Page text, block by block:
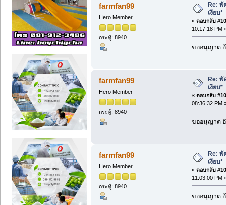
farmfan99
Hero Member
กระทู้: 8940
Re: พั
เงียบ*
« ตอบกลับ
10:17:18 PM
ขออนุญาต
farmfan99
Hero Member
กระทู้: 8940
Re: พั
เงียบ*
« ตอบกลับ
08:36:32 PM
ขออนุญาต
farmfan99
Hero Member
กระทู้: 8940
Re: พั
เงียบ*
« ตอบกลับ
11:03:00 PM
ขออนุญาต